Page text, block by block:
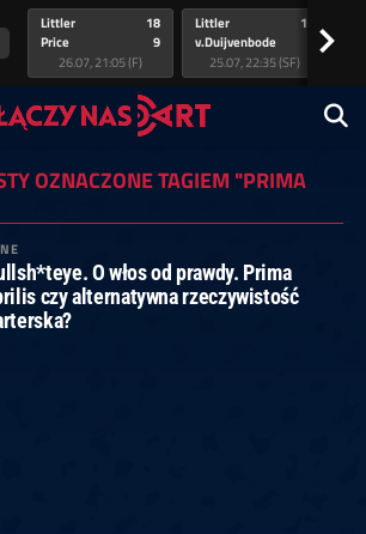
Littler
Price
18
9
26.07, 21:05 (F)
Littler
v.Duijvenbode
17
25.07, 22:35 (SF)
>
OZNACZONE TAGIEM "PRIMA
O włos od prawdy. Prima
czy alternatywna rzeczywistość